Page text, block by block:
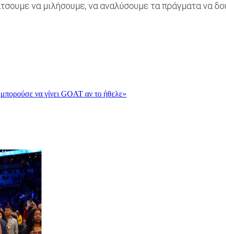
να μιλήσουμε, να αναλύσουμε τα πράγματα να
να γίνει GOAT αν το ήθελε»